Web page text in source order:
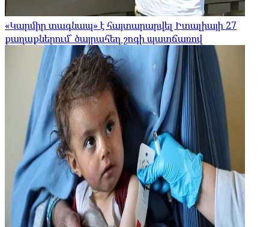
«Կարմիր տագնապ» է հայտարարվել Իտալիայի 27
քաղաքներում՝ ծայրահեղ շոգի պատճառով